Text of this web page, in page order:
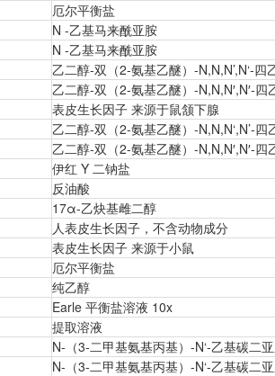
厄尔平衡盐
N -乙基马来酰亚胺
N -乙基马来酰亚胺
乙二醇-双（2-氨基乙醚）-N,N,N’,N‘-四
乙二醇-双（2-氨基乙醚）-N,N,N′,N′-四
表皮生长因子 来源于鼠颔下腺
乙二醇-双（2-氨基乙醚）-N,N,N‘,N’-四
乙二醇-双（2-氨基乙醚）-N,N,N′,N′-四
伊红 Y 二钠盐
反油酸
17α-乙炔基雌二醇
人表皮生长因子，不含动物成分
表皮生长因子 来源于小鼠
厄尔平衡盐
纯乙醇
Earle 平衡盐溶液 10x
提取溶液
N-（3-二甲基氨基丙基）-N‘-乙基碳二
N-（3-二甲基氨基丙基）-N‘-乙基碳二